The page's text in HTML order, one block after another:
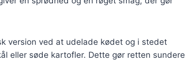
version ved at udelade kødet og i stedet
eller søde kartofler. Dette gør retten sundere